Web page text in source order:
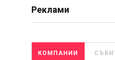
Реклами
КОМПАНИИ